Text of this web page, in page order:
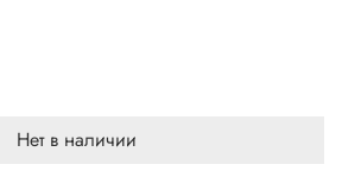
Нет в наличии